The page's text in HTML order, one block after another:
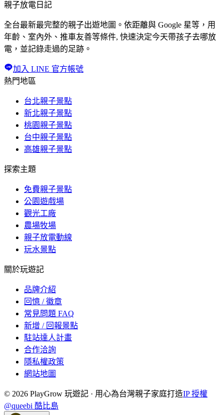
親子放電日記
全台最新最完整的親子出遊地圖。依距離與 Google 星等，用
年齡、室內外、推車友善等條件, 快速決定今天帶孩子去哪放
電，並記錄走過的足跡。
加入 LINE 官方帳號
熱門地區
台北親子景點
新北親子景點
桃園親子景點
台中親子景點
高雄親子景點
探索主題
免費親子景點
公園遊戲場
觀光工廠
農場牧場
親子放電動線
玩水景點
關於玩遊記
品牌介紹
回憶 / 徽章
常見問題 FAQ
新增 / 回報景點
駐站達人計畫
合作洽詢
隱私權政策
網站地圖
© 2026 PlayGrow 玩遊記 · 用心為台灣親子家庭打造IP 授權
@queebi 酷比島